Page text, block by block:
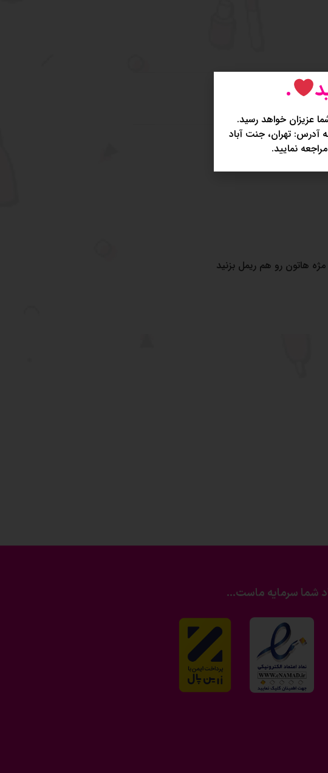
هاتون رو هم ریمل بزنید
شما سرمایه ماست...
.
عزیزان خواهد رسید.
آدرس: تهران، جنت آباد